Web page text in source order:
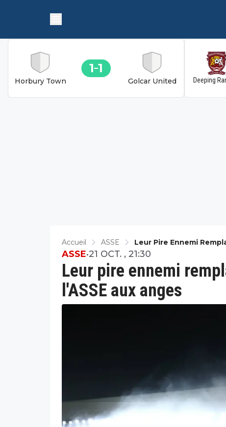
Horbury Town
1 1
Golcar United Deeping
Accueil ASSE Leur Pire Ennemi
Leur pire ennemi
l'ASSE aux anges
ASSE•21 OCT. , 21:30